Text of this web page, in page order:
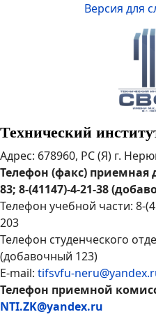
Версия для
Технический
Адрес: 678960, РС (Я) г.
Телефон (факс) приемная
83; 8-(41147)-4-21-38
Телефон учебной части: 8-
203
Телефон студенческого
(добавочный 123)
E-mail: tifsvfu-
Телефон приемной
NTI.ZK@yandex.ru